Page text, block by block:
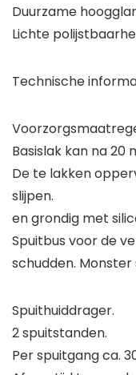
Duurzame
Lichte
Technische
Basislak kan na 20
De te lakken
slijpen.
en grondig met
Spuitbus voor de
schudden. Monster
Spuithuiddrager.
2 spuitstanden.
Per spuitgang ca.